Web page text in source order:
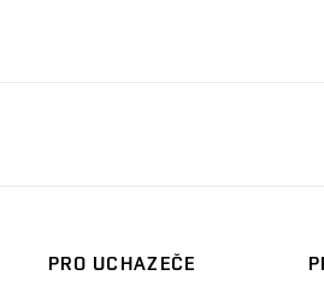
PRO UCHAZEČE